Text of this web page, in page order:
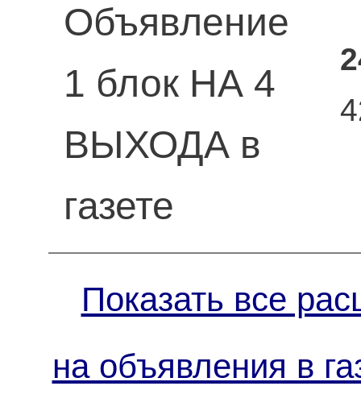
Объявление
1 блок НА 4
ВЫХОДА в
газете
Показать все
на объявления в